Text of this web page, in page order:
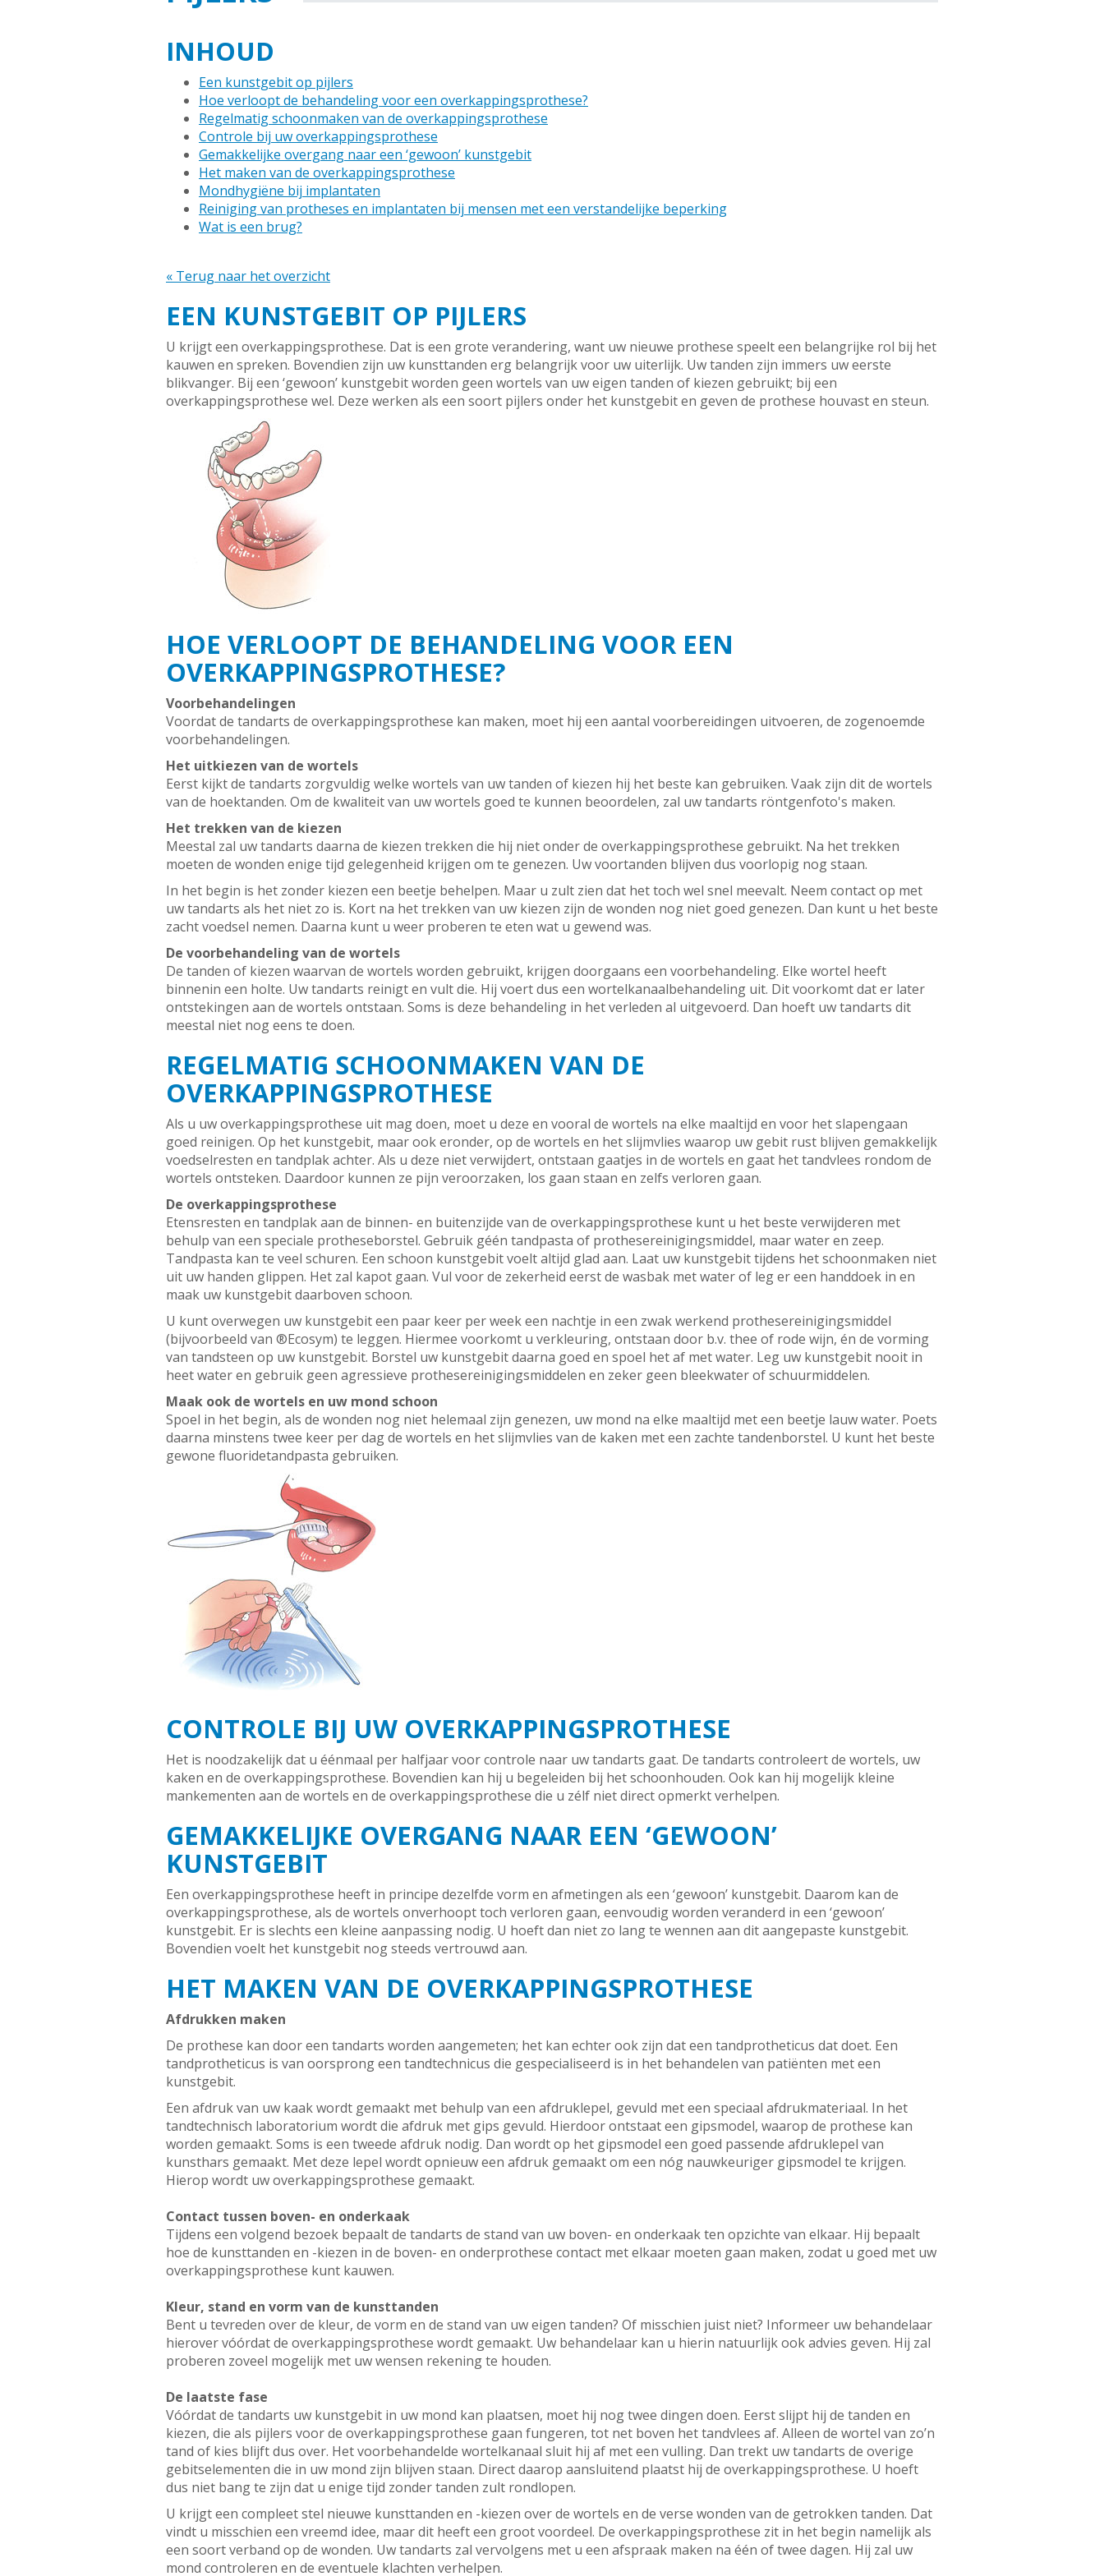
INHOUD
Een kunstgebit op pijlers
Hoe verloopt de behandeling voor een overkappingsprothese?
Regelmatig schoonmaken van de overkappingsprothese
Controle bij uw overkappingsprothese
Gemakkelijke overgang naar een ‘gewoon’ kunstgebit
Het maken van de overkappingsprothese
Mondhygiëne bij implantaten
Reiniging van protheses en implantaten bij mensen met een verstandelijke beperking
Wat is een brug?
« Terug naar het overzicht
EEN KUNSTGEBIT OP PIJLERS
U krijgt een overkappingsprothese. Dat is een grote verandering, want uw nieuwe prothese speelt een belangrijke rol bij het
kauwen en spreken. Bovendien zijn uw kunsttanden erg belangrijk voor uw uiterlijk. Uw tanden zijn immers uw eerste
blikvanger. Bij een ‘gewoon’ kunstgebit worden geen wortels van uw eigen tanden of kiezen gebruikt; bij een
overkappingsprothese wel. Deze werken als een soort pijlers onder het kunstgebit en geven de prothese houvast en steun.
HOE VERLOOPT DE BEHANDELING VOOR EEN
OVERKAPPINGSPROTHESE?
Voorbehandelingen
Voordat de tandarts de overkappingsprothese kan maken, moet hij een aantal voorbereidingen uitvoeren, de zogenoemde
voorbehandelingen.
Het uitkiezen van de wortels
Eerst kijkt de tandarts zorgvuldig welke wortels van uw tanden of kiezen hij het beste kan gebruiken. Vaak zijn dit de wortels
van de hoektanden. Om de kwaliteit van uw wortels goed te kunnen beoordelen, zal uw tandarts röntgenfoto's maken.
Het trekken van de kiezen
Meestal zal uw tandarts daarna de kiezen trekken die hij niet onder de overkappingsprothese gebruikt. Na het trekken
moeten de wonden enige tijd gelegenheid krijgen om te genezen. Uw voortanden blijven dus voorlopig nog staan.
In het begin is het zonder kiezen een beetje behelpen. Maar u zult zien dat het toch wel snel meevalt. Neem contact op met
uw tandarts als het niet zo is. Kort na het trekken van uw kiezen zijn de wonden nog niet goed genezen. Dan kunt u het beste
zacht voedsel nemen. Daarna kunt u weer proberen te eten wat u gewend was.
De voorbehandeling van de wortels
De tanden of kiezen waarvan de wortels worden gebruikt, krijgen doorgaans een voorbehandeling. Elke wortel heeft
binnenin een holte. Uw tandarts reinigt en vult die. Hij voert dus een wortelkanaalbehandeling uit. Dit voorkomt dat er later
ontstekingen aan de wortels ontstaan. Soms is deze behandeling in het verleden al uitgevoerd. Dan hoeft uw tandarts dit
meestal niet nog eens te doen.
REGELMATIG SCHOONMAKEN VAN DE
OVERKAPPINGSPROTHESE
Als u uw overkappingsprothese uit mag doen, moet u deze en vooral de wortels na elke maaltijd en voor het slapengaan
goed reinigen. Op het kunstgebit, maar ook eronder, op de wortels en het slijmvlies waarop uw gebit rust blijven gemakkelijk
voedselresten en tandplak achter. Als u deze niet verwijdert, ontstaan gaatjes in de wortels en gaat het tandvlees rondom de
wortels ontsteken. Daardoor kunnen ze pijn veroorzaken, los gaan staan en zelfs verloren gaan.
De overkappingsprothese
Etensresten en tandplak aan de binnen- en buitenzijde van de overkappingsprothese kunt u het beste verwijderen met
behulp van een speciale protheseborstel. Gebruik géén tandpasta of prothesereinigingsmiddel, maar water en zeep.
Tandpasta kan te veel schuren. Een schoon kunstgebit voelt altijd glad aan. Laat uw kunstgebit tijdens het schoonmaken niet
uit uw handen glippen. Het zal kapot gaan. Vul voor de zekerheid eerst de wasbak met water of leg er een handdoek in en
maak uw kunstgebit daarboven schoon.
U kunt overwegen uw kunstgebit een paar keer per week een nachtje in een zwak werkend prothesereinigingsmiddel
(bijvoorbeeld van ®Ecosym) te leggen. Hiermee voorkomt u verkleuring, ontstaan door b.v. thee of rode wijn, én de vorming
van tandsteen op uw kunstgebit. Borstel uw kunstgebit daarna goed en spoel het af met water. Leg uw kunstgebit nooit in
heet water en gebruik geen agressieve prothesereinigingsmiddelen en zeker geen bleekwater of schuurmiddelen.
Maak ook de wortels en uw mond schoon
Spoel in het begin, als de wonden nog niet helemaal zijn genezen, uw mond na elke maaltijd met een beetje lauw water. Poets
daarna minstens twee keer per dag de wortels en het slijmvlies van de kaken met een zachte tandenborstel. U kunt het beste
gewone fluoridetandpasta gebruiken.
CONTROLE BIJ UW OVERKAPPINGSPROTHESE
Het is noodzakelijk dat u éénmaal per halfjaar voor controle naar uw tandarts gaat. De tandarts controleert de wortels, uw
kaken en de overkappingsprothese. Bovendien kan hij u begeleiden bij het schoonhouden. Ook kan hij mogelijk kleine
mankementen aan de wortels en de overkappingsprothese die u zélf niet direct opmerkt verhelpen.
GEMAKKELIJKE OVERGANG NAAR EEN ‘GEWOON’
KUNSTGEBIT
Een overkappingsprothese heeft in principe dezelfde vorm en afmetingen als een ‘gewoon’ kunstgebit. Daarom kan de
overkappingsprothese, als de wortels onverhoopt toch verloren gaan, eenvoudig worden veranderd in een ‘gewoon’
kunstgebit. Er is slechts een kleine aanpassing nodig. U hoeft dan niet zo lang te wennen aan dit aangepaste kunstgebit.
Bovendien voelt het kunstgebit nog steeds vertrouwd aan.
HET MAKEN VAN DE OVERKAPPINGSPROTHESE
Afdrukken maken
De prothese kan door een tandarts worden aangemeten; het kan echter ook zijn dat een tandprotheticus dat doet. Een
tandprotheticus is van oorsprong een tandtechnicus die gespecialiseerd is in het behandelen van patiënten met een
kunstgebit.
Een afdruk van uw kaak wordt gemaakt met behulp van een afdruklepel, gevuld met een speciaal afdrukmateriaal. In het
tandtechnisch laboratorium wordt die afdruk met gips gevuld. Hierdoor ontstaat een gipsmodel, waarop de prothese kan
worden gemaakt. Soms is een tweede afdruk nodig. Dan wordt op het gipsmodel een goed passende afdruklepel van
kunsthars gemaakt. Met deze lepel wordt opnieuw een afdruk gemaakt om een nóg nauwkeuriger gipsmodel te krijgen.
Hierop wordt uw overkappingsprothese gemaakt.
Contact tussen boven- en onderkaak
Tijdens een volgend bezoek bepaalt de tandarts de stand van uw boven- en onderkaak ten opzichte van elkaar. Hij bepaalt
hoe de kunsttanden en -kiezen in de boven- en onderprothese contact met elkaar moeten gaan maken, zodat u goed met uw
overkappingsprothese kunt kauwen.
Kleur, stand en vorm van de kunsttanden
Bent u tevreden over de kleur, de vorm en de stand van uw eigen tanden? Of misschien juist niet? Informeer uw behandelaar
hierover vóórdat de overkappingsprothese wordt gemaakt. Uw behandelaar kan u hierin natuurlijk ook advies geven. Hij zal
proberen zoveel mogelijk met uw wensen rekening te houden.
De laatste fase
Vóórdat de tandarts uw kunstgebit in uw mond kan plaatsen, moet hij nog twee dingen doen. Eerst slijpt hij de tanden en
kiezen, die als pijlers voor de overkappingsprothese gaan fungeren, tot net boven het tandvlees af. Alleen de wortel van zo’n
tand of kies blijft dus over. Het voorbehandelde wortelkanaal sluit hij af met een vulling. Dan trekt uw tandarts de overige
gebitselementen die in uw mond zijn blijven staan. Direct daarop aansluitend plaatst hij de overkappingsprothese. U hoeft
dus niet bang te zijn dat u enige tijd zonder tanden zult rondlopen.
U krijgt een compleet stel nieuwe kunsttanden en -kiezen over de wortels en de verse wonden van de getrokken tanden. Dat
vindt u misschien een vreemd idee, maar dit heeft een groot voordeel. De overkappingsprothese zit in het begin namelijk als
een soort verband op de wonden. Uw tandarts zal vervolgens met u een afspraak maken na één of twee dagen. Hij zal uw
mond controleren en de eventuele klachten verhelpen.